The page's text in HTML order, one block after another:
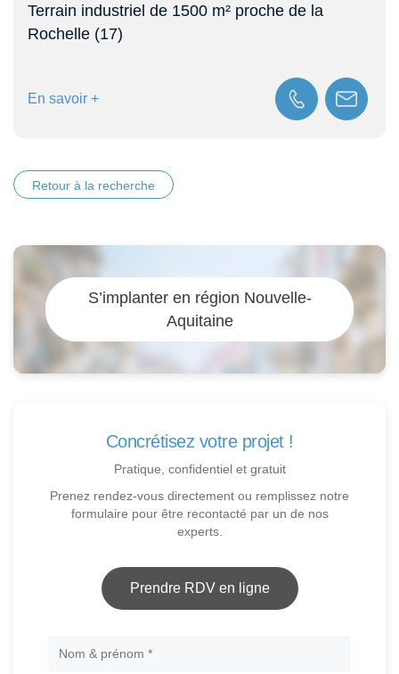
Opportunités aérodrome – Jonzac
En savoir +
Retour à la recherche
S’implanter en région Nouvelle-
Aquitaine
Concrétisez votre projet !
Pratique, confidentiel et gratuit
Prenez rendez-vous directement ou remplissez notre
formulaire pour être recontacté par un de nos
experts.
Prendre RDV en ligne